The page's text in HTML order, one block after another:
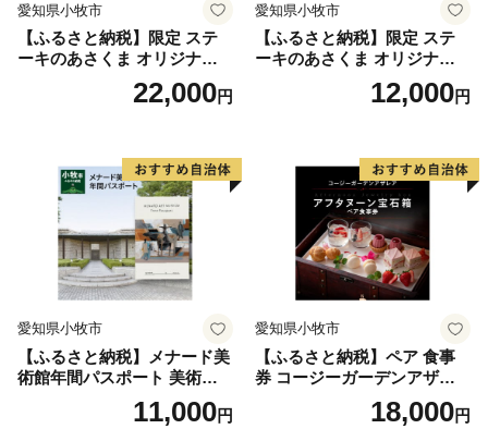
愛知県小牧市
【ふるさと納税】限定 ステ
ーキのあさくま オリジナル
お食事券 6000円 お好きなメ
ニュー 好きなだけ コーンス
県 小牧店 小牧市 チケット 送
料無料
22,000円
愛知県小牧市
【ふるさと納税】限定 ステ
ーキのあさくま オリジナル
お食事券 3000円 お好きなメ
ニュー 好きなだけ コーンス
県 小牧店 小牧市 チケット 送
12,000円
愛知県小牧市
【ふるさと納税】メナード美
術館年間パスポート 美術館
11,000円
愛知県小牧市
【ふるさと納税】ペア 食事
券 コージーガーデンアザレ
ア アフタヌーン宝石箱 ホテ
ル特製 デザート 6種類 サン
18,000円